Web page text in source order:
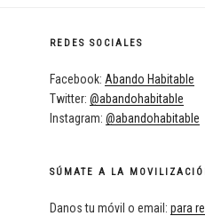
REDES SOCIALES
Facebook: Abando Habitable
Twitter: @abandohabitable
Instagram: @abandohabitable
SÚMATE A LA
Danos tu móvil o email: para